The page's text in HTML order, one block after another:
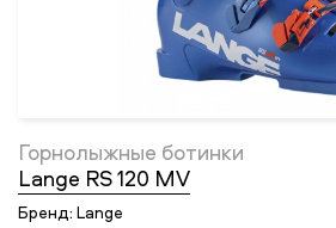
Горнолыжные ботинки
Lange RS 120 MV
Бренд: Lange